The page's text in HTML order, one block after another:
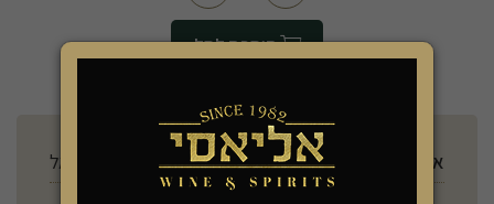
הוספה לסל
ארץ ייצור ישראל